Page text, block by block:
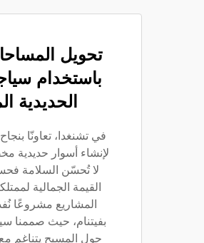
تحويل
باستخدام
الحديدية
في تشنغدا، تعاونّا
لإنشاء أسوار حديدية
لا تُحسّن السلامة
القيمة الجمالية
المشاريع مشروعًا
بفيتنام، حيث صممنا
حول المسبح يتناغم